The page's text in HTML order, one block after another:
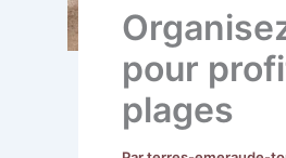
pour
plages